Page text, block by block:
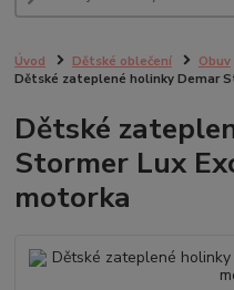
Úvod Dětské oblečení Obuv
Dětské zateplené holinky Demar
Dětské
Stormer Lux
motorka